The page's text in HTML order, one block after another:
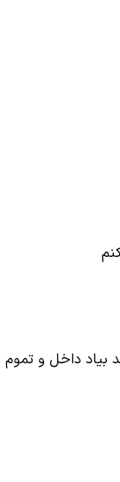
بیاد داخل و